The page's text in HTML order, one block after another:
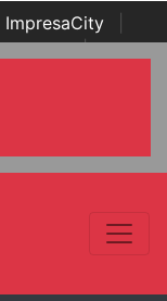
ImpresaCity
Awards | Italian